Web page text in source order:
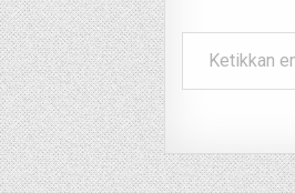
Ketikkan email Anda...